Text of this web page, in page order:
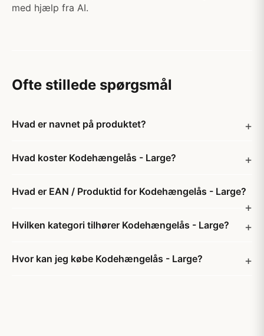
med hjælp fra AI.
Ofte stillede spørgsmål
Hvad er navnet på produktet?
Hvad koster Kodehængelås - Large?
Hvad er EAN / Produktid for Kodehængelås - Large?
Hvilken kategori tilhører Kodehængelås - Large?
Hvor kan jeg købe Kodehængelås - Large?